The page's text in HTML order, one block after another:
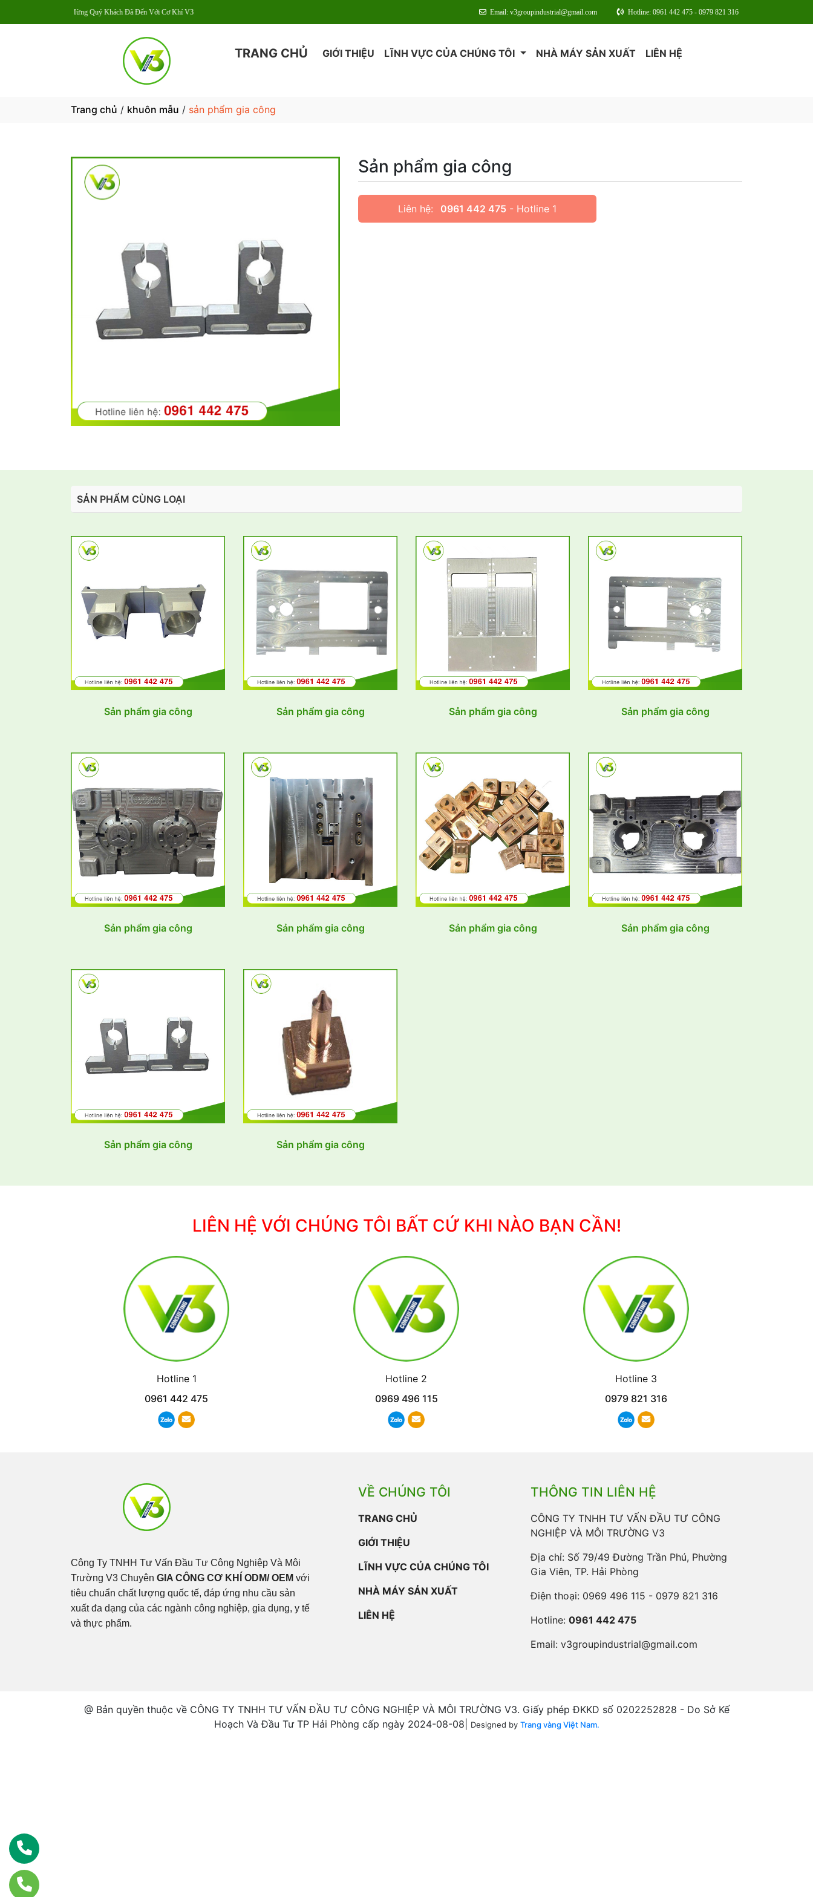
Chào Mừng Quý Khách Đã Đến Với Cơ Khí V3 Email: v3groupindustrial@gmail.com Hotline: 0961 442 475 - 0979 821 316
TRANG CHỦ GIỚI THIỆU LĨNH VỰC CỦA CHÚNG TÔI NHÀ MÁY SẢN XUẤT LIÊN HỆ
Trang chủ / khuôn mẫu / sản phẩm gia công
Sản phẩm gia công
Liên hệ: 0961 442 475- Hotline 1
SẢN PHẨM CÙNG LOẠI
Sản phẩm gia công Sản phẩm gia công Sản phẩm gia công Sản phẩm gia công
Sản phẩm gia công Sản phẩm gia công Sản phẩm gia công Sản phẩm gia công
Sản phẩm gia công Sản phẩm gia công
LIÊN HỆ VỚI CHÚNG TÔI BẤT CỨ KHI NÀO BẠN CẦN!
Hotline 1
0961 442 475
Hotline 2
0969 496 115
Hotline 3
0979 821 316
Công Ty TNHH Tư Vấn Đầu Tư Công Nghiệp Và Môi
Trường V3 Chuyên GIA CÔNG CƠ KHÍ ODM/ OEM với
tiêu chuẩn chất lượng quốc tế, đáp ứng nhu cầu sản
xuất đa dạng của các ngành công nghiệp, gia dụng, y tế
và thực phẩm.
VỀ CHÚNG TÔI
TRANG CHỦ
GIỚI THIỆU
LĨNH VỰC CỦA CHÚNG TÔI
NHÀ MÁY SẢN XUẤT
LIÊN HỆ
THÔNG TIN LIÊN HỆ
CÔNG TY TNHH TƯ VẤN ĐẦU TƯ CÔNG
NGHIỆP VÀ MÔI TRƯỜNG V3
Địa chỉ: Số 79/49 Đường Trần Phú, Phường
Gia Viên, TP. Hải Phòng
Điện thoại: 0969 496 115 - 0979 821 316
Hotline: 0961 442 475
Email: v3groupindustrial@gmail.com
@ Bản quyền thuộc về CÔNG TY TNHH TƯ VẤN ĐẦU TƯ CÔNG NGHIỆP VÀ MÔI TRƯỜNG V3. Giấy phép ĐKKD số 0202252828 - Do Sở Kế
Hoạch Và Đầu Tư TP Hải Phòng cấp ngày 2024-08-08|
Designed by Trang vàng Việt Nam.